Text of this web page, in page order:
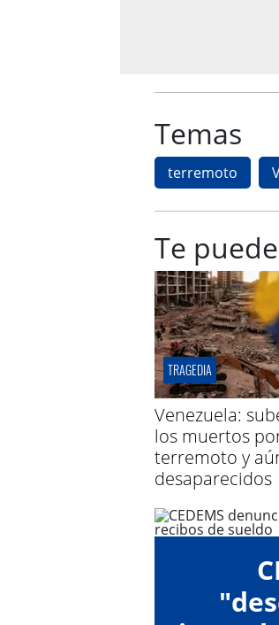
Temas
terremoto
Te
TRAGEDIA
Venezuela:
los muertos
terremoto y
desaparecidos